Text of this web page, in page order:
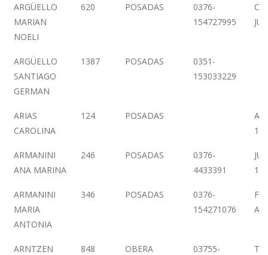
ARGÜELLO
MARIAN
NOELI
620 POSADAS
0376-
154727995
ARGÜELLO
SANTIAGO
GERMAN
1387 POSADAS
0351-
153033229
ARIAS
CAROLINA
124 POSADAS
ARMANINI
ANA MARINA
246 POSADAS
0376-
4433391
ARMANINI
MARIA
ANTONIA
346 POSADAS
0376-
154271076
ARNTZEN
848 OBERA
03755-